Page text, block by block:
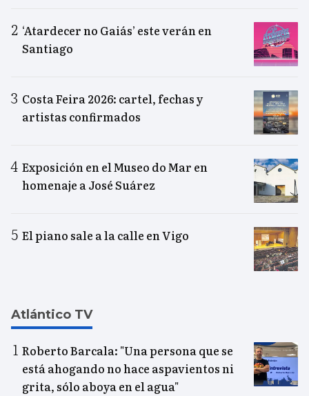
‘Atardecer no Gaiás’ este verán en
Santiago
Costa Feira 2026: cartel, fechas y
artistas confirmados
Exposición en el Museo do Mar en
homenaje a José Suárez
El piano sale a la calle en Vigo
Atlántico TV
Roberto Barcala: "Una persona que se
está ahogando no hace aspavientos ni
grita, sólo aboya en el agua"